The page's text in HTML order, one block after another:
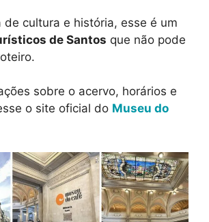
de cultura e história, esse é um
de Santos que não pode
sobre o acervo, horários e
o site oficial do Museu do